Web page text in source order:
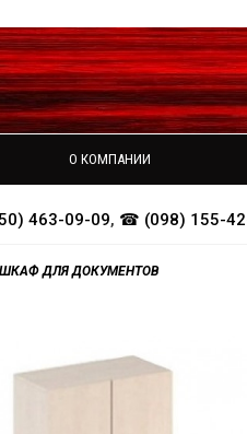
О КОМПАНИИ
463-09-09, ☎ (098) 155-
ШКАФ ДЛЯ ДОКУМЕНТОВ